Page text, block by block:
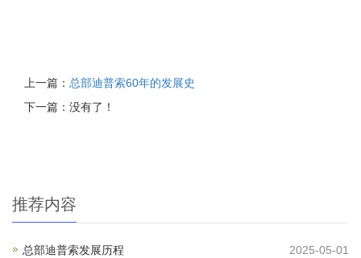
上一篇： 总部迪普索60年的发展史
下一篇：没有了！
推荐内容
总部迪普索发展历程 2025-05-01